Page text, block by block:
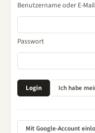
Benutzername oder E-
Passwort
Mit Google-Account